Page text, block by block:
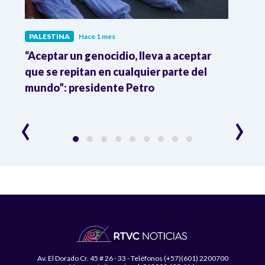
PALESTINA Hace 1 mes
“Aceptar un genocidio, lleva a aceptar
que se repitan en cualquier parte del
mundo”: presidente Petro
‹ ›
Av. El Dorado Cr. 45 # 26 - 33 - Teléfonos (+57)(601) 2200700